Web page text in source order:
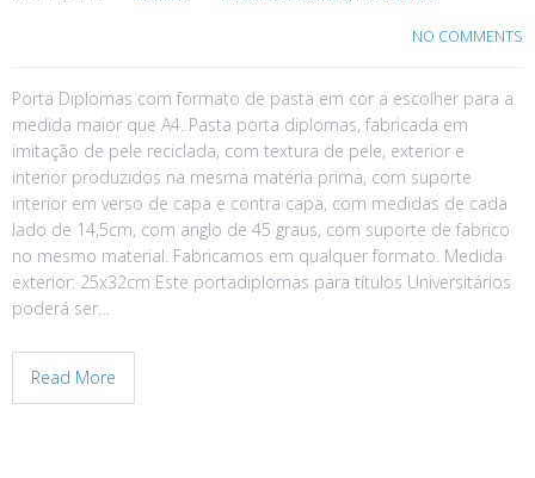
NO COMMENTS
Porta Diplomas com formato de pasta em cor a escolher para a
medida maior que A4. Pasta porta diplomas, fabricada em
imitação de pele reciclada, com textura de pele, exterior e
interior produzidos na mesma matéria prima, com suporte
interior em verso de capa e contra capa, com medidas de cada
lado de 14,5cm, com anglo de 45 graus, com suporte de fabrico
no mesmo material. Fabricamos em qualquer formato. Medida
exterior: 25x32cm Este portadiplomas para títulos Universitários
poderá ser…
Read More